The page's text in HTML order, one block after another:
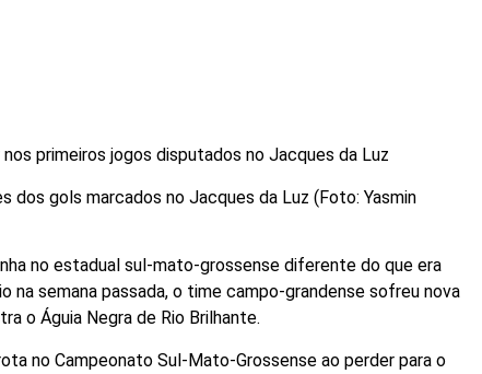
primeiros jogos disputados no Jacques da Luz
dos gols marcados no Jacques da Luz (Foto: Yasmin
no estadual sul-mato-grossense diferente do que era
na semana passada, o time campo-grandense sofreu nova
o Águia Negra de Rio Brilhante.
no Campeonato Sul-Mato-Grossense ao perder para o